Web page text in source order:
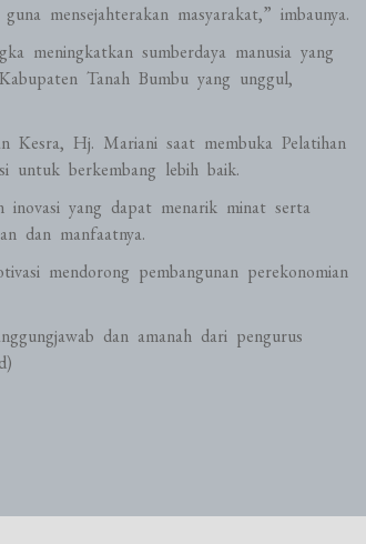
mensejahterakan masyarakat,” imbaunya.
meningkatkan sumberdaya manusia yang
Tanah Bumbu yang unggul,
Kesra, Hj. Mariani saat membuka Pelatihan
untuk berkembang lebih baik.
inovasi yang dapat menarik minat serta
dan manfaatnya.
mendorong pembangunan perekonomian
dan amanah dari pengurus